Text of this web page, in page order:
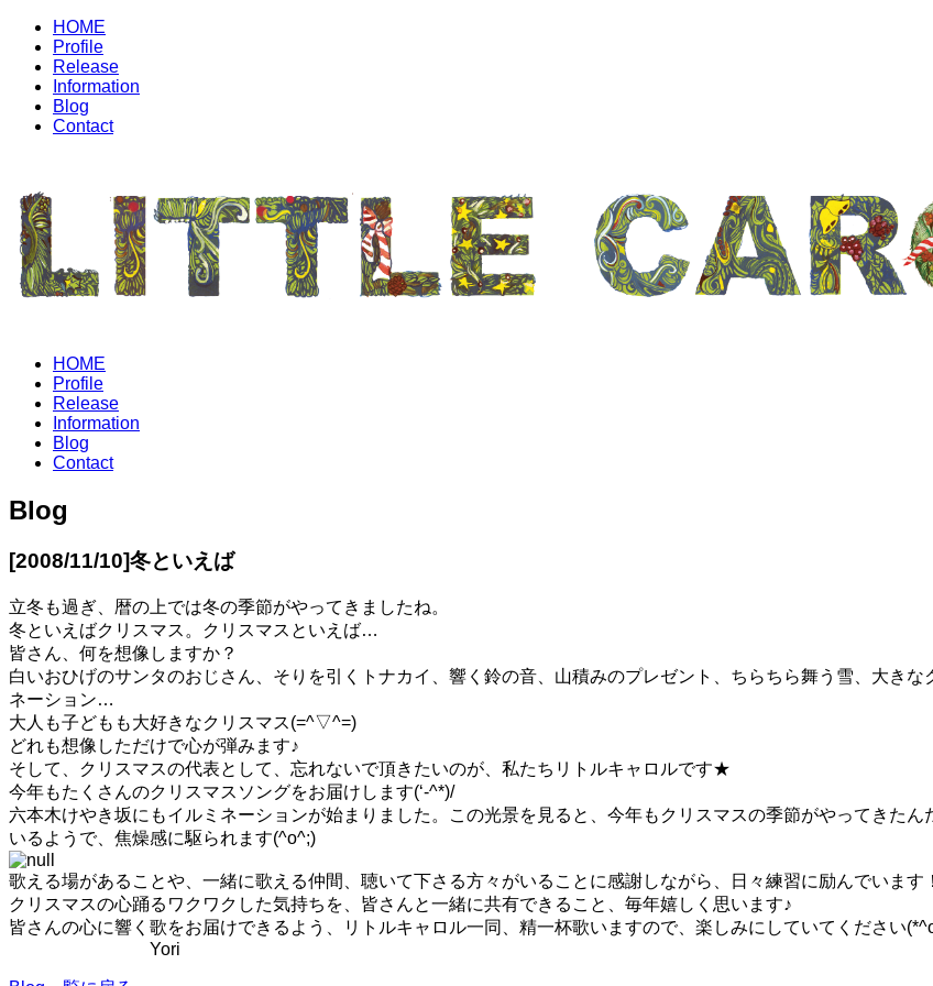
HOME
Profile
Release
Information
Blog
Contact
HOME
Profile
Release
Information
Blog
Contact
Blog
[2008/11/10]冬といえば
立冬も過ぎ、暦の上では冬の季節がやってきましたね。
冬といえばクリスマス。クリスマスといえば…
皆さん、何を想像しますか？
白いおひげのサンタのおじさん、そりを引くトナカイ、響く鈴の音、山積みのプレゼント、ちらちら舞う雪、大き
ネーション…
大人も子どもも大好きなクリスマス(=^▽^=)
どれも想像しただけで心が弾みます♪
そして、クリスマスの代表として、忘れないで頂きたいのが、私たちリトルキャロルです★
今年もたくさんのクリスマスソングをお届けします(‘-^*)/
六本木けやき坂にもイルミネーションが始まりました。この光景を見ると、今年もクリスマスの季節がやってきた
いるようで、焦燥感に駆られます(^o^;)
歌える場があることや、一緒に歌える仲間、聴いて下さる方々がいることに感謝しながら、日々練習に励んでいます！
クリスマスの心踊るワクワクした気持ちを、皆さんと一緒に共有できること、毎年嬉しく思います♪
皆さんの心に響く歌をお届けできるよう、リトルキャロル一同、精一杯歌いますので、楽しみにしていてください
Yori